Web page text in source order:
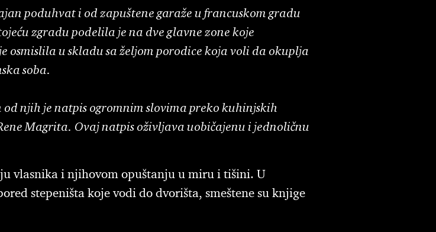
poduhvat i od zapuštene garaže u francuskom gradu
zgradu podelila je na dve glavne zone koje
u skladu sa željom porodice koja voli da okuplja
soba.
njih je natpis ogromnim slovima preko kuhinjskih
Magrita. Ovaj natpis oživljava uobičajenu i jednoličnu
vlasnika i njihovom opuštanju u miru i tišini. U
stepeništa koje vodi do dvorišta, smeštene su knjige